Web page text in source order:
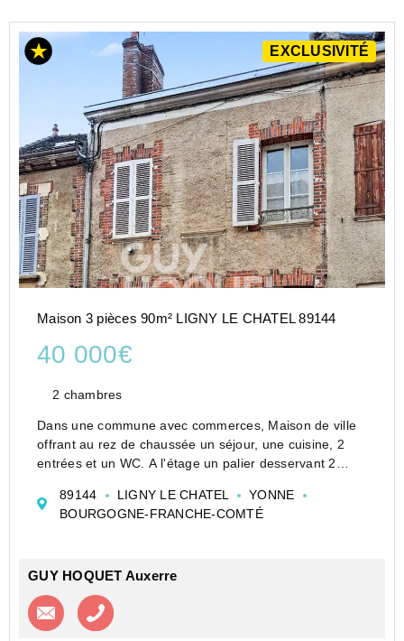
EXCLUSIVITÉ
Maison 3 pièces 90m² LIGNY LE CHATEL 89144
40 000€
2 chambres
Dans une commune avec commerces, Maison de ville
offrant au rez de chaussée un séjour, une cuisine, 2
entrées et un WC. A l'étage un palier desservant 2
greniers pouvant être aménagés en chambre. Un...
89144 LIGNY LE CHATEL
YONNE
BOURGOGNE-FRANCHE-COMTÉ
GUY HOQUET Auxerre
Contacter l'agence